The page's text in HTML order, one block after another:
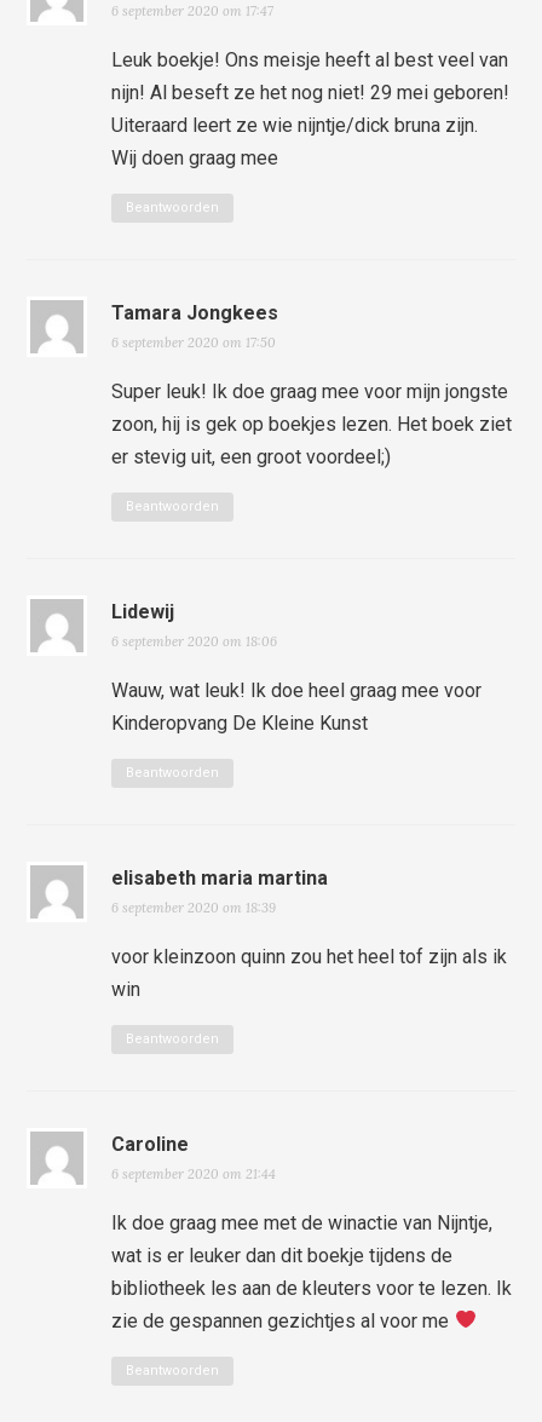
6 september 2020 om 17:47
Leuk boekje! Ons meisje heeft al best veel van
nijn! Al beseft ze het nog niet! 29 mei geboren!
Uiteraard leert ze wie nijntje/dick bruna zijn.
Wij doen graag mee
Beantwoorden
Tamara Jongkees
6 september 2020 om 17:50
Super leuk! Ik doe graag mee voor mijn jongste
zoon, hij is gek op boekjes lezen. Het boek ziet
er stevig uit, een groot voordeel;)
Beantwoorden
Lidewij
6 september 2020 om 18:06
Wauw, wat leuk! Ik doe heel graag mee voor
Kinderopvang De Kleine Kunst
Beantwoorden
elisabeth maria martina
6 september 2020 om 18:39
voor kleinzoon quinn zou het heel tof zijn als ik
win
Beantwoorden
Caroline
6 september 2020 om 21:44
Ik doe graag mee met de winactie van Nijntje,
wat is er leuker dan dit boekje tijdens de
bibliotheek les aan de kleuters voor te lezen. Ik
zie de gespannen gezichtjes al voor me
Beantwoorden